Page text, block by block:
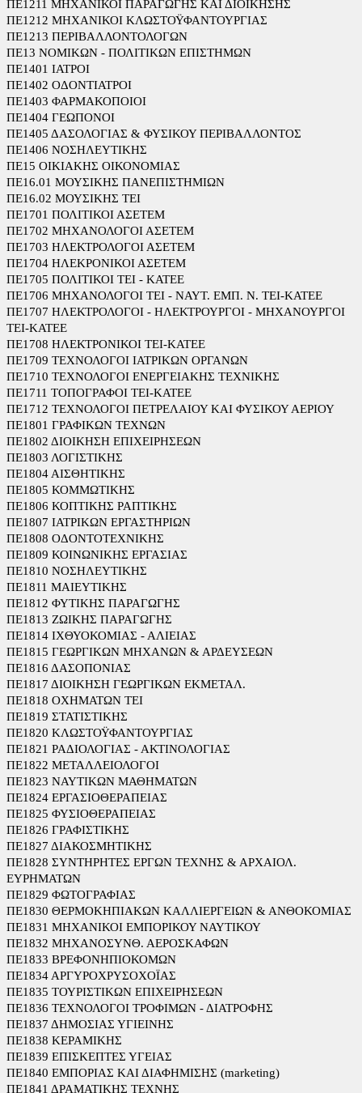
ΠΕ1211 ΜΗΧΑΝΙΚΟΙ ΠΑΡΑΓΩΓΗΣ ΚΑΙ ΔΙΟΙΚΗΣΗΣ
ΠΕ1212 ΜΗΧΑΝΙΚΟΙ ΚΛΩΣΤΟΫΦΑΝΤΟΥΡΓΙΑΣ
ΠΕ1213 ΠΕΡΙΒΑΛΛΟΝΤΟΛΟΓΩΝ
ΠΕ13 ΝΟΜΙΚΩΝ - ΠΟΛΙΤΙΚΩΝ ΕΠΙΣΤΗΜΩΝ
ΠΕ1401 ΙΑΤΡΟΙ
ΠΕ1402 ΟΔΟΝΤΙΑΤΡΟΙ
ΠΕ1403 ΦΑΡΜΑΚΟΠΟΙΟΙ
ΠΕ1404 ΓΕΩΠΟΝΟΙ
ΠΕ1405 ΔΑΣΟΛΟΓΙΑΣ & ΦΥΣΙΚΟΥ ΠΕΡΙΒΑΛΛΟΝΤΟΣ
ΠΕ1406 ΝΟΣΗΛΕΥΤΙΚΗΣ
ΠΕ15 ΟΙΚΙΑΚΗΣ ΟΙΚΟΝΟΜΙΑΣ
ΠΕ16.01 ΜΟΥΣΙΚΗΣ ΠΑΝΕΠΙΣΤΗΜΙΩΝ
ΠΕ16.02 ΜΟΥΣΙΚΗΣ ΤΕΙ
ΠΕ1701 ΠΟΛΙΤΙΚΟΙ ΑΣΕΤΕΜ
ΠΕ1702 ΜΗΧΑΝΟΛΟΓΟΙ ΑΣΕΤΕΜ
ΠΕ1703 ΗΛΕΚΤΡΟΛΟΓΟΙ ΑΣΕΤΕΜ
ΠΕ1704 ΗΛΕΚΡΟΝΙΚΟΙ ΑΣΕΤΕΜ
ΠΕ1705 ΠΟΛΙΤΙΚΟΙ ΤΕΙ - ΚΑΤΕΕ
ΠΕ1706 ΜΗΧΑΝΟΛΟΓΟΙ ΤΕΙ - ΝΑΥΤ. ΕΜΠ. Ν. ΤΕΙ-ΚΑΤΕΕ
ΠΕ1707 ΗΛΕΚΤΡΟΛΟΓΟΙ - ΗΛΕΚΤΡΟΥΡΓΟΙ - ΜΗΧΑΝΟΥΡΓΟΙ
ΤΕΙ-ΚΑΤΕΕ
ΠΕ1708 ΗΛΕΚΤΡΟΝΙΚΟΙ ΤΕΙ-ΚΑΤΕΕ
ΠΕ1709 ΤΕΧΝΟΛΟΓΟΙ ΙΑΤΡΙΚΩΝ ΟΡΓΑΝΩΝ
ΠΕ1710 ΤΕΧΝΟΛΟΓΟΙ ΕΝΕΡΓΕΙΑΚΗΣ ΤΕΧΝΙΚΗΣ
ΠΕ1711 ΤΟΠΟΓΡΑΦΟΙ ΤΕΙ-ΚΑΤΕΕ
ΠΕ1712 ΤΕΧΝΟΛΟΓΟΙ ΠΕΤΡΕΛΑΙΟΥ ΚΑΙ ΦΥΣΙΚΟΥ ΑΕΡΙΟΥ
ΠΕ1801 ΓΡΑΦΙΚΩΝ ΤΕΧΝΩΝ
ΠΕ1802 ΔΙΟΙΚΗΣΗ ΕΠΙΧΕΙΡΗΣΕΩΝ
ΠΕ1803 ΛΟΓΙΣΤΙΚΗΣ
ΠΕ1804 ΑΙΣΘΗΤΙΚΗΣ
ΠΕ1805 ΚΟΜΜΩΤΙΚΗΣ
ΠΕ1806 ΚΟΠΤΙΚΗΣ ΡΑΠΤΙΚΗΣ
ΠΕ1807 ΙΑΤΡΙΚΩΝ ΕΡΓΑΣΤΗΡΙΩΝ
ΠΕ1808 ΟΔΟΝΤΟΤΕΧΝΙΚΗΣ
ΠΕ1809 ΚΟΙΝΩΝΙΚΗΣ ΕΡΓΑΣΙΑΣ
ΠΕ1810 ΝΟΣΗΛΕΥΤΙΚΗΣ
ΠΕ1811 ΜΑΙΕΥΤΙΚΗΣ
ΠΕ1812 ΦΥΤΙΚΗΣ ΠΑΡΑΓΩΓΗΣ
ΠΕ1813 ΖΩΙΚΗΣ ΠΑΡΑΓΩΓΗΣ
ΠΕ1814 ΙΧΘΥΟΚΟΜΙΑΣ - ΑΛΙΕΙΑΣ
ΠΕ1815 ΓΕΩΡΓΙΚΩΝ ΜΗΧΑΝΩΝ & ΑΡΔΕΥΣΕΩΝ
ΠΕ1816 ΔΑΣΟΠΟΝΙΑΣ
ΠΕ1817 ΔΙΟΙΚΗΣΗ ΓΕΩΡΓΙΚΩΝ ΕΚΜΕΤΑΛ.
ΠΕ1818 ΟΧΗΜΑΤΩΝ ΤΕΙ
ΠΕ1819 ΣΤΑΤΙΣΤΙΚΗΣ
ΠΕ1820 ΚΛΩΣΤΟΫΦΑΝΤΟΥΡΓΙΑΣ
ΠΕ1821 ΡΑΔΙΟΛΟΓΙΑΣ - ΑΚΤΙΝΟΛΟΓΙΑΣ
ΠΕ1822 ΜΕΤΑΛΛΕΙΟΛΟΓΟΙ
ΠΕ1823 ΝΑΥΤΙΚΩΝ ΜΑΘΗΜΑΤΩΝ
ΠΕ1824 ΕΡΓΑΣΙΟΘΕΡΑΠΕΙΑΣ
ΠΕ1825 ΦΥΣΙΟΘΕΡΑΠΕΙΑΣ
ΠΕ1826 ΓΡΑΦΙΣΤΙΚΗΣ
ΠΕ1827 ΔΙΑΚΟΣΜΗΤΙΚΗΣ
ΠΕ1828 ΣΥΝΤΗΡΗΤΕΣ ΕΡΓΩΝ ΤΕΧΝΗΣ & ΑΡΧΑΙΟΛ.
ΕΥΡΗΜΑΤΩΝ
ΠΕ1829 ΦΩΤΟΓΡΑΦΙΑΣ
ΠΕ1830 ΘΕΡΜΟΚΗΠΙΑΚΩΝ ΚΑΛΛΙΕΡΓΕΙΩΝ & ΑΝΘΟΚΟΜΙΑΣ
ΠΕ1831 ΜΗΧΑΝΙΚΟΙ ΕΜΠΟΡΙΚΟΥ ΝΑΥΤΙΚΟΥ
ΠΕ1832 ΜΗΧΑΝΟΣΥΝΘ. ΑΕΡΟΣΚΑΦΩΝ
ΠΕ1833 ΒΡΕΦΟΝΗΠΙΟΚΟΜΩΝ
ΠΕ1834 ΑΡΓΥΡΟΧΡΥΣΟΧΟΪΑΣ
ΠΕ1835 ΤΟΥΡΙΣΤΙΚΩΝ ΕΠΙΧΕΙΡΗΣΕΩΝ
ΠΕ1836 ΤΕΧΝΟΛΟΓΟΙ ΤΡΟΦΙΜΩΝ - ΔΙΑΤΡΟΦΗΣ
ΠΕ1837 ΔΗΜΟΣΙΑΣ ΥΓΙΕΙΝΗΣ
ΠΕ1838 ΚΕΡΑΜΙΚΗΣ
ΠΕ1839 ΕΠΙΣΚΕΠΤΕΣ ΥΓΕΙΑΣ
ΠΕ1840 ΕΜΠΟΡΙΑΣ ΚΑΙ ΔΙΑΦΗΜΙΣΗΣ (marketing)
ΠΕ1841 ΔΡΑΜΑΤΙΚΗΣ ΤΕΧΝΗΣ